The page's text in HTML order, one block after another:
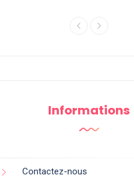
Informations
Contactez-nous